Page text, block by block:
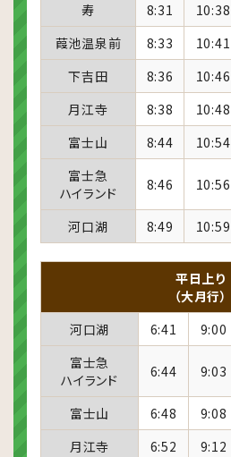
寿
8:31 10:38
葭池温泉前
8:33 10:41
下吉田
8:36 10:46
月江寺
8:38 10:48
富士山
8:44 10:54
富士急
ハイランド
8:46 10:56
河口湖 8:49 10:59
平日上り
（大月行）
河口湖
6:41 9:00
富士急
ハイランド
6:44 9:03
富士山 6:48 9:08
月江寺
6:52 9:12